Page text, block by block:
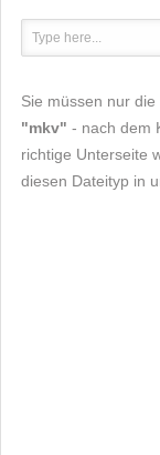
Sie müssen nur
"mkv" - nach dem
richtige Unterseite
diesen Dateityp in